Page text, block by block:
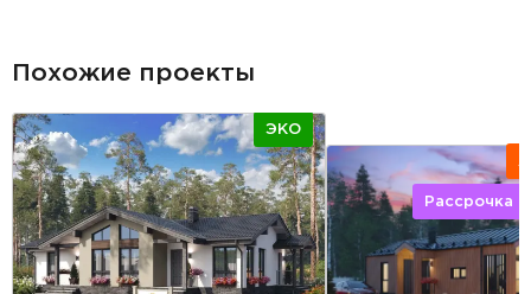
Похожие проекты
ЭКО
Рассрочка 2